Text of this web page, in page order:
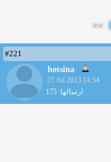
>>
#221
hotsina
27 Jul 2013 14:54
ارسالها: 175